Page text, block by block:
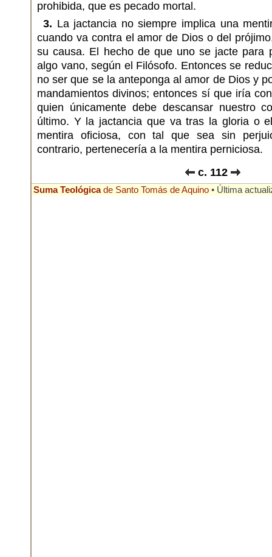
prohibida, que es pecado mortal.
3. La jactancia no siempre implica una
cuando va contra el amor de Dios o del
su causa. El hecho de que uno se jacte para
algo vano, según el Filósofo. Entonces se
no ser que se la anteponga al amor de Dios y
mandamientos divinos; entonces sí que iría
quien únicamente debe descansar nuestro
último. Y la jactancia que va tras la gloria o
mentira oficiosa, con tal que sea sin
contrario, pertenecería a la mentira perniciosa.
c. 112
Suma Teológicade Santo Tomás de Aquino• Última